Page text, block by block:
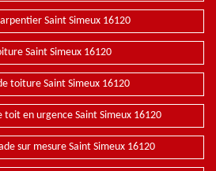
Saint Simeux 16120
Saint Simeux 16120
toiture Saint Simeux 16120
toit en urgence Saint Simeux 16120
sur mesure Saint Simeux 16120